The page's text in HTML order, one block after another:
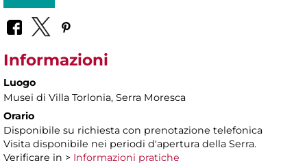
Informazioni
Luogo
Musei di Villa Torlonia, Serra Moresca
Orario
Disponibile su richiesta con prenotazione telefonica
Visita disponibile nei periodi d'apertura della Serra.
Verificare in > Informazioni pratiche